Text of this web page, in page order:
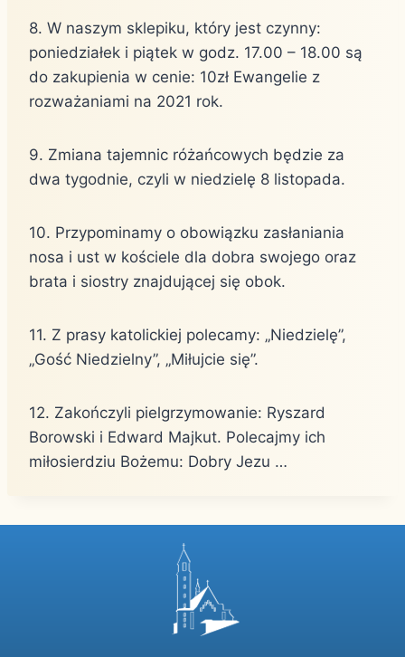
8. W naszym sklepiku, który jest czynny:
poniedziałek i piątek w godz. 17.00 – 18.00 są
do zakupienia w cenie: 10zł Ewangelie z
rozważaniami na 2021 rok.
9. Zmiana tajemnic różańcowych będzie za
dwa tygodnie, czyli w niedzielę 8 listopada.
10. Przypominamy o obowiązku zasłaniania
nosa i ust w kościele dla dobra swojego oraz
brata i siostry znajdującej się obok.
11. Z prasy katolickiej polecamy: „Niedzielę”,
„Gość Niedzielny”, „Miłujcie się”.
12. Zakończyli pielgrzymowanie: Ryszard
Borowski i Edward Majkut. Polecajmy ich
miłosierdziu Bożemu: Dobry Jezu …